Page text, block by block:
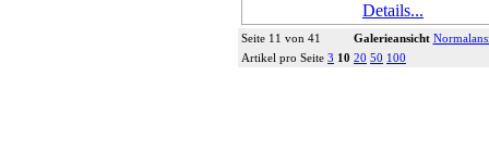
Details...
Seite 11 von 41 Galerieansicht
Artikel pro Seite 3 10 20 50 100